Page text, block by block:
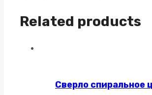
Related products
Сверло спиральное